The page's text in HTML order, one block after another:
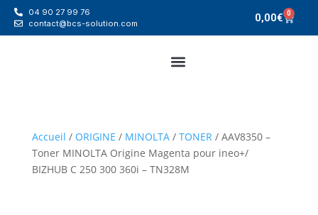
04 90 27 99 76
contact@bcs-solution.com
0,00€ 0
Accueil / ORIGINE / MINOLTA/ TONER/ AAV8350 –
Toner MINOLTA Origine Magenta pour ineo+/
BIZHUB C 250 300 360i – TN328M